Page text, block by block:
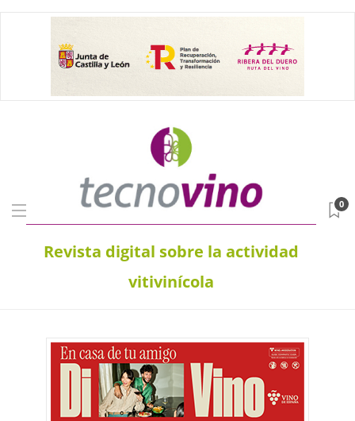
Revista digital sobre la actividad
vitivinícola
0